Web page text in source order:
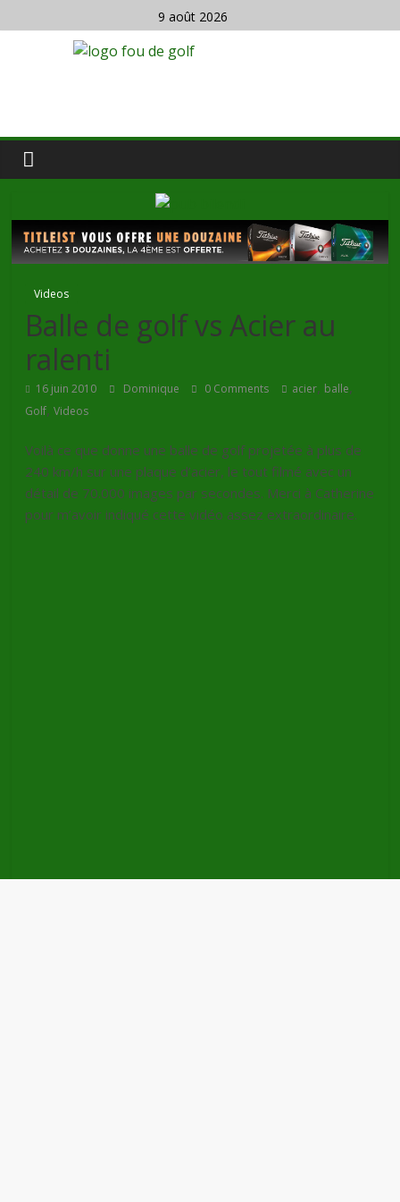
9 août 2026
Videos
Balle de golf vs Acier au
ralenti
16 juin 2010 Dominique 0 Comments acier, balle,
Golf,Videos
Voilà ce que donne une balle de golf projetée à plus de
240 km/h sur une plaque d’acier, le tout filmé avec un
détail de 70.000 images par secondes. Merci à Catherine
pour m’avoir indiqué cette vidéo assez extraordinaire.